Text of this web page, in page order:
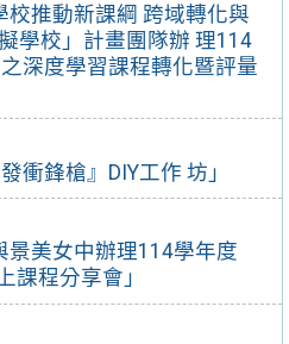
校推動新課綱 跨域轉化與
學校」計畫團隊辦 理114
深度學習課程轉化暨評量
衝鋒槍』DIY工作 坊」
景美女中辦理114學年度
課程分享會」